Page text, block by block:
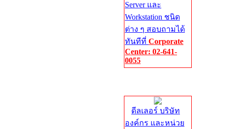
Server และ
Workstation ชนิด
ต่าง ๆ สอบถามได้
ทันทีที่ Corporate
Center: 02-641-
0055
ดีลเลอร์ บริษัท
องค์กร และหน่วย